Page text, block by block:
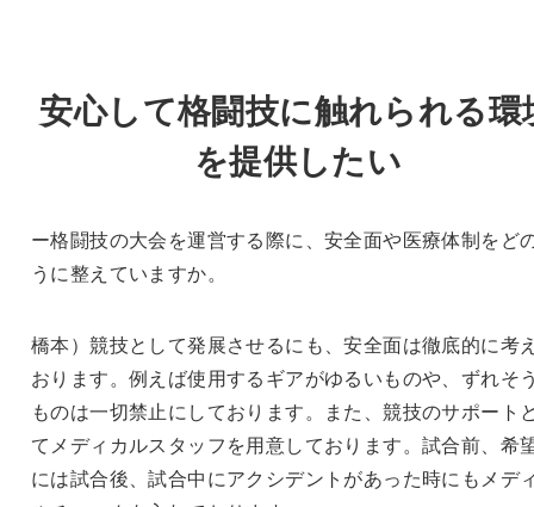
安心して格闘技に触れられる環
を提供したい
ー格闘技の大会を運営する際に、安全面や医療体制をど
うに整えていますか。
橋本）競技として発展させるにも、安全面は徹底的に考
おります。例えば使用するギアがゆるいものや、ずれそ
ものは一切禁止にしております。また、競技のサポート
てメディカルスタッフを用意しております。試合前、希
には試合後、試合中にアクシデントがあった時にもメデ